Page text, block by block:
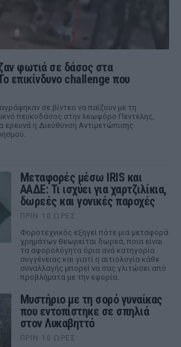
φωτιά σε δάσος στα
επικίνδυνο challenge που
σε βίντεο να παίζουν με τη
πευκοδάσος στην λεωφόρο Πεντέλης,
ερευνά η Διεύθυνση Αντιμετώπισης
Μεταφορές μέσω IRIS και
ΑΑΔΕ: Τι ισχύει για χαρτζιλίκια,
δωρεές και γονικές παροχές
ΠΡΙΝ 10 ΏΡΕΣ
Φοροτεχνικός εξηγεί πότε μια μεταφορά
χρημάτων θεωρείται δωρεά, ποια είναι
τα αφορολόγητα όρια ανά κατηγορία
συγγένειας και γιατί η αιτιολογία κάθε
συναλλαγής μπορεί να σας γλιτώσει από
προβλήματα με την εφορία.
Μυστήριο με τη σορό γυναίκας
που εντοπίστηκε σε σπηλιά
στον Λυκαβηττό
ΠΡΙΝ 10 ΏΡΕΣ